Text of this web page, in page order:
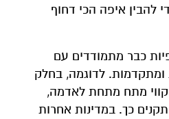
להבין איפה הכי דחוף
כבר מתמודדים עם
ומתקדמות. לדוגמה, בחלק
מתח מתחת לאדמה,
כך. במדינות אחרות